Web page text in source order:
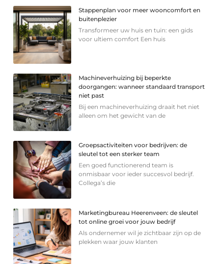
Stappenplan voor meer wooncomfort en
buitenplezier
Transformeer uw huis en tuin: een gids
voor ultiem comfort Een huis
Machineverhuizing bij beperkte
doorgangen: wanneer standaard transport
niet past
Bij een machineverhuizing draait het niet
alleen om het gewicht van de
Groepsactiviteiten voor bedrijven: de
sleutel tot een sterker team
Een goed functionerend team is
onmisbaar voor ieder succesvol bedrijf.
Collega’s die
Marketingbureau Heerenveen: de sleutel
tot online groei voor jouw bedrijf
Als ondernemer wil je zichtbaar zijn op de
plekken waar jouw klanten